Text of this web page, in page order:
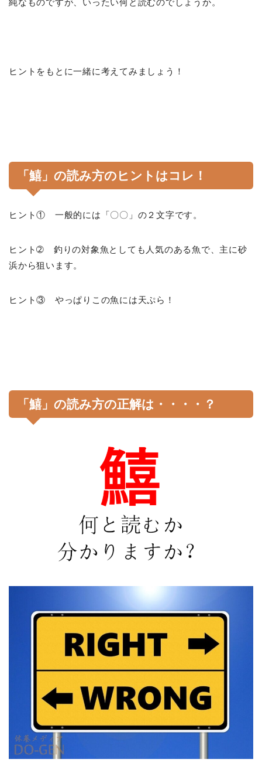
ヒントをもとに一緒に考えてみましょう！
「鱚」の読み方のヒントはコレ！
ヒント① 一般的には「〇〇」の２文字です。
ヒント➁ 釣りの対象魚としても人気のある魚で、主に砂
浜から狙います。
ヒント③ やっぱりこの魚には天ぷら！
「鱚」の読み方の正解は・・・・？